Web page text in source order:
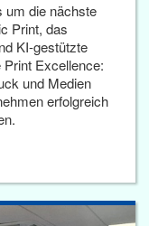
um die nächste
Print, das
KI-gestützte
Excellence:
und Medien
erfolgreich